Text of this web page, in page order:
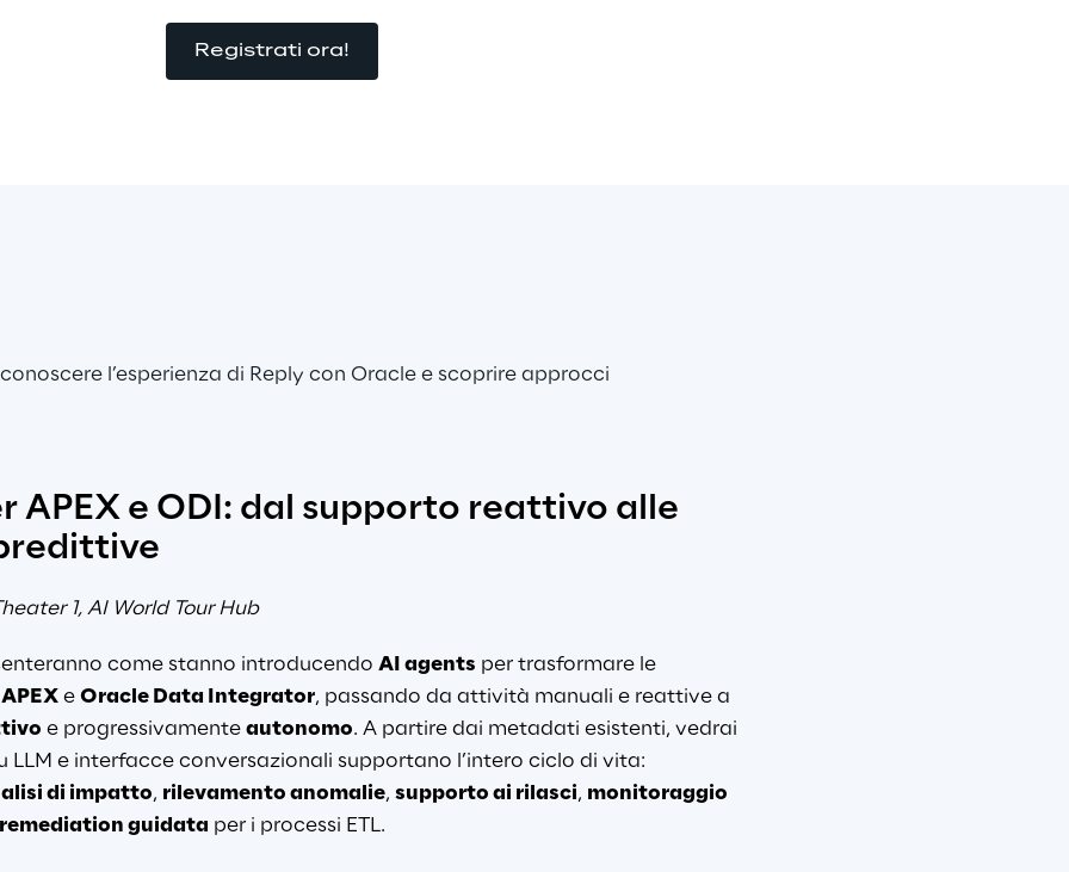
Registrati ora!
l’esperienza di Reply con Oracle e scoprire approcci
APEX e ODI: dal supporto reattivo alle
1, AI World Tour Hub
come stanno introducendo AI agents per trasformare le
e Oracle Data Integrator, passando da attività manuali e reattive a
e progressivamente autonomo. A partire dai metadati esistenti, vedrai
LLM e interfacce conversazionali supportano l’intero ciclo di vita:
di impatto, rilevamento anomalie, supporto ai rilasci, monitoraggio
remediation guidata per i processi ETL.